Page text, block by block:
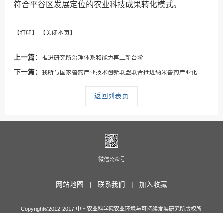
符合平谷区发展定位的农业科技成果转化模式。
上一篇：推进研究所治理体系和能力再上新台阶
下一篇：我所与国家兽药产业技术创新联盟联合推进纳米兽药产业化
返回列表页
微信公众号
网站地图 | 联系我们 | 加入收藏
Copyright©2012-2017 中国农业科学院农业环境与可持续发展研究所版权所